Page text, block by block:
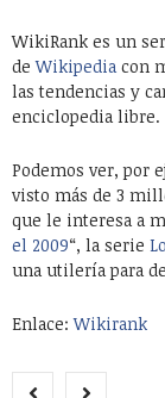
WikiRank es un
deWikipedia con
las tendencias y
enciclopedia libre.
Podemos ver, por
visto más de 3
que le interesa a
el 2009“, la serie
una utilería para
Enlace:Wikirank